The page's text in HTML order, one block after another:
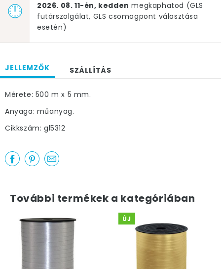
2026. 08. 11-én, kedden megkaphatod (GLS
futárszolgálat, GLS csomagpont választása
esetén)
JELLEMZŐK SZÁLLÍTÁS
Mérete: 500 m x 5 mm.
Anyaga: műanyag.
Cikkszám: gl5312
További termékek a kategóriában
ÚJ